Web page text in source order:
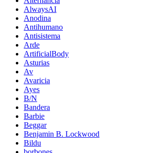
AlwaysAI
Anodina
Antihumano
Antisistema
Arde
ArtificialBody
Asturias
Av
Avaricia
Ayes
B/N
Bandera
Barbie
Beggar
Benjamin B. Lockwood
Bildu